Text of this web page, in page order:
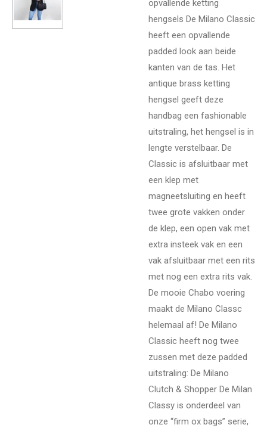
opvallende ketting
hengsels De Milano Classic
heeft een opvallende
padded look aan beide
kanten van de tas. Het
antique brass ketting
hengsel geeft deze
handbag een fashionable
uitstraling, het hengsel is in
lengte verstelbaar. De
Classic is afsluitbaar met
een klep met
magneetsluiting en heeft
twee grote vakken onder
de klep, een open vak met
extra insteek vak en een
vak afsluitbaar met een rits
met nog een extra rits vak.
De mooie Chabo voering
maakt de Milano Classc
helemaal af! De Milano
Classic heeft nog twee
zussen met deze padded
uitstraling: De Milano
Clutch & Shopper De Milan
Classy is onderdeel van
onze “firm ox bags” serie,